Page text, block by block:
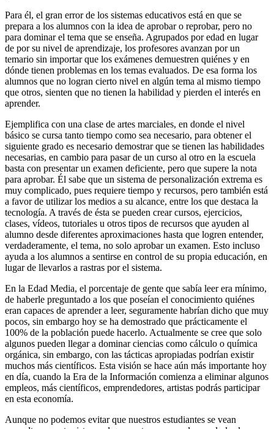
Para él, el gran error de los sistemas educativos está en que se
prepara a los alumnos con la idea de aprobar o reprobar, pero no
para dominar el tema que se enseña. Agrupados por edad en lugar
de por su nivel de aprendizaje, los profesores avanzan por un
temario sin importar que los exámenes demuestren quiénes y en
dónde tienen problemas en los temas evaluados. De esa forma los
alumnos que no logran cierto nivel en algún tema al mismo tiempo
que otros, sienten que no tienen la habilidad y pierden el interés en
aprender.
Ejemplifica con una clase de artes marciales, en donde el nivel
básico se cursa tanto tiempo como sea necesario, para obtener el
siguiente grado es necesario demostrar que se tienen las habilidades
necesarias, en cambio para pasar de un curso al otro en la escuela
basta con presentar un examen deficiente, pero que supere la nota
para aprobar. Él sabe que un sistema de personalización extrema es
muy complicado, pues requiere tiempo y recursos, pero también está
a favor de utilizar los medios a su alcance, entre los que destaca la
tecnología. A través de ésta se pueden crear cursos, ejercicios,
clases, vídeos, tutoriales u otros tipos de recursos que ayuden al
alumno desde diferentes aproximaciones hasta que logren entender,
verdaderamente, el tema, no solo aprobar un examen. Esto incluso
ayuda a los alumnos a sentirse en control de su propia educación, en
lugar de llevarlos a rastras por el sistema.
En la Edad Media, el porcentaje de gente que sabía leer era mínimo,
de haberle preguntado a los que poseían el conocimiento quiénes
eran capaces de aprender a leer, seguramente habrían dicho que muy
pocos, sin embargo hoy se ha demostrado que prácticamente el
100% de la población puede hacerlo. Actualmente se cree que solo
algunos pueden llegar a dominar ciencias como cálculo o química
orgánica, sin embargo, con las tácticas apropiadas podrían existir
muchos más científicos. Esta visión se hace aún más importante hoy
en día, cuando la Era de la Información comienza a eliminar algunos
empleos, más científicos, emprendedores, artistas podrás participar
en esta economía.
Aunque no podemos evitar que nuestros estudiantes se vean